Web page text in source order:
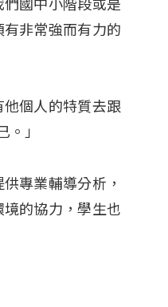
國中小階段或是
非常強而有力的
個人的特質去跟
」
專業輔導分析，
的協力，學生也